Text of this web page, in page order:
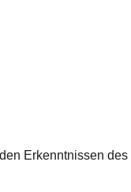
Erkenntnissen des